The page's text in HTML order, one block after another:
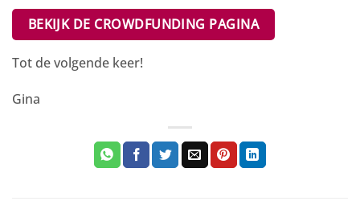
BEKIJK DE CROWDFUNDING PAGINA
Tot de volgende keer!
Gina